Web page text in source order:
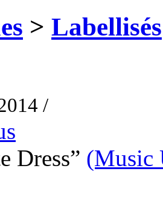
> Labellisés
/
Dress” (Music